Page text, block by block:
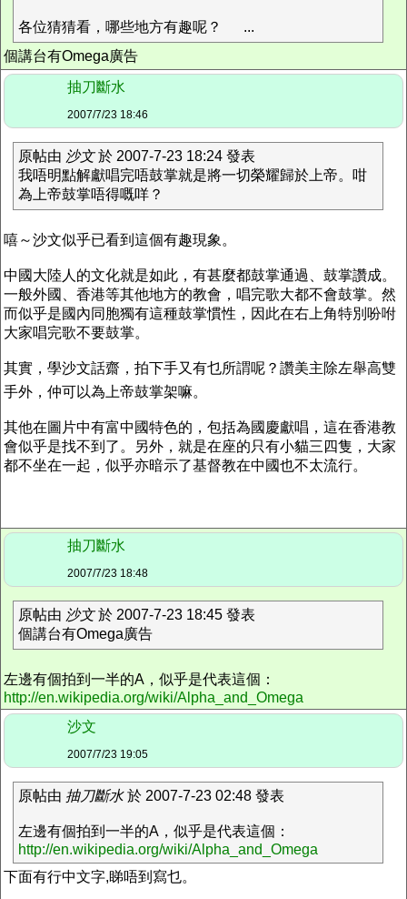
各位猜猜看，哪些地方有趣呢？
...
個講台有Omega廣告
抽刀斷水
2007/7/23 18:46
原帖由 沙文於 2007-7-23 18:24 發表
我唔明點解獻唱完唔鼓掌就是將一切榮耀歸於上帝。咁
為上帝鼓掌唔得嘅咩？
嘻～沙文似乎已看到這個有趣現象。
中國大陸人的文化就是如此，有甚麼都鼓掌通過、鼓掌讚成。
一般外國、香港等其他地方的教會，唱完歌大都不會鼓掌。然
而似乎是國內同胞獨有這種鼓掌慣性，因此在右上角特別吩咐
大家唱完歌不要鼓掌。
其實，學沙文話齋，拍下手又有乜所謂呢？讚美主除左舉高雙
手外，仲可以為上帝鼓掌架嘛。
其他在圖片中有富中國特色的，包括為國慶獻唱，這在香港教
會似乎是找不到了。另外，就是在座的只有小貓三四隻，大家
都不坐在一起，似乎亦暗示了基督教在中國也不太流行。
抽刀斷水
2007/7/23 18:48
原帖由 沙文於 2007-7-23 18:45 發表
個講台有Omega廣告
左邊有個拍到一半的A，似乎是代表這個：
http://en.wikipedia.org/wiki/Alpha_and_Omega
沙文
2007/7/23 19:05
原帖由 抽刀斷水於 2007-7-23 02:48 發表
左邊有個拍到一半的A，似乎是代表這個：
http://en.wikipedia.org/wiki/Alpha_and_Omega
下面有行中文字,睇唔到寫乜。